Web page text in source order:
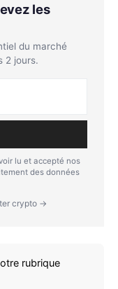
les
du marché
2 jours.
lu et accepté nos
des données
crypto →
rubrique